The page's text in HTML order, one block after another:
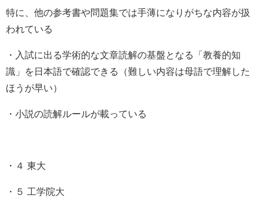
特に、他の参考書や問題集では手薄になりがちな内容が扱
われている
・入試に出る学術的な文章読解の基盤となる「教養的知
識」を日本語で確認できる（難しい内容は母語で理解した
ほうが早い）
・小説の読解ルールが載っている
・４ 東大
・５ 工学院大